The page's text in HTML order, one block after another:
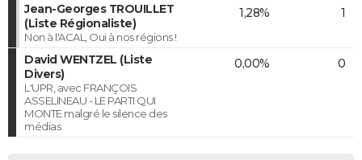
Jean-Georges TROUILLET
(Liste Régionaliste)
Non à l'ACAL, Oui à nos régions !
1,28% 1
David WENTZEL (Liste
Divers)
L'UPR, avec FRANÇOIS
ASSELINEAU - LE PARTI QUI
MONTE malgré le silence des
médias
0,00% 0